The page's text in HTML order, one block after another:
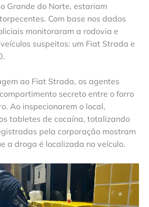
Grande do Norte, estariam
Com base nos dados
monitoraram a rodovia e
suspeitos: um Fiat Strada e
ao Fiat Strada, os agentes
secreto entre o forro
Ao inspecionarem o local,
tabletes de cocaína, totalizando
pela corporação mostram
a droga é localizada no veículo.